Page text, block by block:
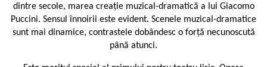
dintre secole, marea creație muzical-dramatică a lui Giacomo
Puccini. Sensul înnoirii este evident. Scenele muzical-dramatice
sunt mai dinamice, contrastele dobândesc o forță necunoscută
până atunci.